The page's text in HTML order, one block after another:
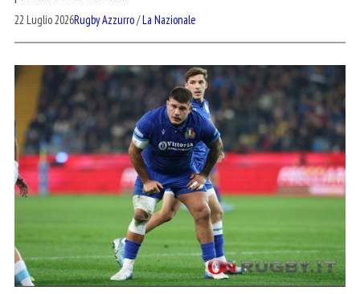
22 Luglio 2026Rugby Azzurro/La Nazionale